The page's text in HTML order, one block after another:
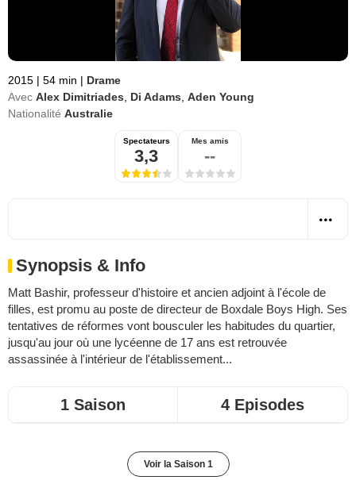
2015 | 54 min | Drame
Avec Alex Dimitriades Di Adams Aden Young
Nationalité Australie
Spectateurs
3,3
Mes amis
--
Synopsis & Info
Matt Bashir, professeur d'histoire et ancien adjoint à l'école de
filles, est promu au poste de directeur de Boxdale Boys High. Ses
tentatives de réformes vont bousculer les habitudes du quartier,
jusqu'au jour où une lycéenne de 17 ans est retrouvée
assassinée à l'intérieur de l'établissement...
1 Saison 4 Episodes
Voir la Saison 1